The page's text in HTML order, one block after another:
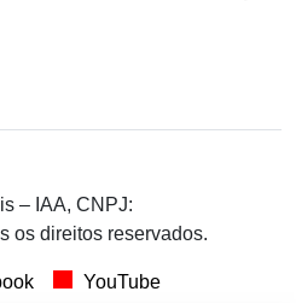
– IAA, CNPJ:
os direitos reservados.
YouTube